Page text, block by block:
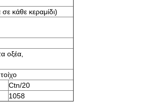
κάθε κεραμίδι)
οξέα,
Ctn/20
1058